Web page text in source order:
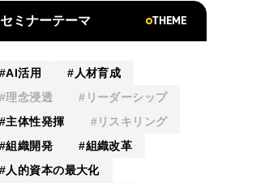
セミナーテーマ THEME
AI活用
人材育成
理念浸透
リーダーシップ
主体性発揮
リスキリング
組織開発
組織改革
人的資本の最大化